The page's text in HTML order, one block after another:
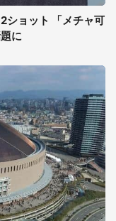
ショット 「メチャ可
に